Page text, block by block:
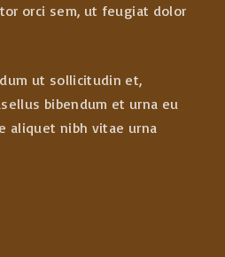
orci sem, ut feugiat dolor
ut sollicitudin et,
bibendum et urna eu
aliquet nibh vitae urna